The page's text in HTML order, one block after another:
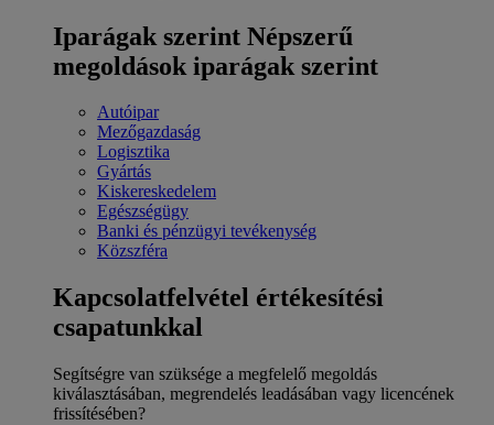
Iparágak szerint Népszerű
megoldások iparágak szerint
Autóipar
Mezőgazdaság
Logisztika
Gyártás
Kiskereskedelem
Egészségügy
Banki és pénzügyi tevékenység
Közszféra
Kapcsolatfelvétel értékesítési
csapatunkkal
Segítségre van szüksége a megfelelő megoldás
kiválasztásában, megrendelés leadásában vagy licencének
frissítésében?